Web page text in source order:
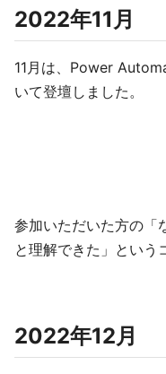
2022年11月
11月は、Power
いて登壇しました。
参加いただいた方の「
と理解できた」という
2022年12月